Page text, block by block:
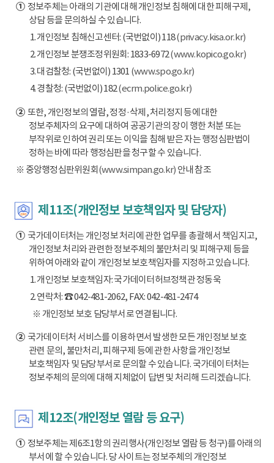
①정보주체는 아래의 기관에 대해 개인정보 침해에 대한 피해구제,
상담 등을 문의하실 수 있습니다.
1. 개인정보 침해신고센터: (국번없이) 118(privacy.kisa.or.kr)
2. 개인정보 분쟁조정위원회: 1833-6972(www.kopico.go.kr)
3. 대검찰청: (국번없이) 1301 (www.spo.go.kr)
4. 경찰청: (국번없이) 182(ecrm.police.go.kr)
②또한, 개인정보의 열람, 정정·삭제, 처리정지 등에 대한
정보주체자의 요구에 대하여 공공기관의 장이 행한 처분 또는
부작위로 인하여 권리 또는 이익을 침해 받은 자는 행정심판법이
정하는 바에 따라 행정심판을 청구할 수 있습니다.
※ 중앙행정심판위원회(www.simpan.go.kr) 안내 참조
제11조(개인정보 보호책임자 및 담당자)
①국가데이터처는 개인정보 처리에 관한 업무를 총괄해서 책임지고,
개인정보 처리와 관련한 정보주체의 불만처리 및 피해구제 등을
위하여 아래와 같이 개인정보 보호책임자를 지정하고 있습니다.
1. 개인정보 보호책임자: 국가데이터허브정책관 정동욱
2. 연락처: ☎ 042-481-2062, FAX: 042-481-2474
※ 개인정보 보호 담당부서로 연결됩니다.
②국가데이터처 서비스를 이용하면서 발생한 모든 개인정보 보호
관련 문의, 불만처리, 피해구제 등에 관한 사항을 개인정보
보호책임자 및 담당부서로 문의할 수 있습니다. 국가데이터처는
정보주체의 문의에 대해 지체없이 답변 및 처리해 드리겠습니다.
제12조(개인정보 열람 등 요구)
①정보주체는 제6조1항의 권리행사(개인정보 열람 등 청구)를 아래의
부서에 할 수 있습니다. 당 사이트는 정보주체의 개인정보